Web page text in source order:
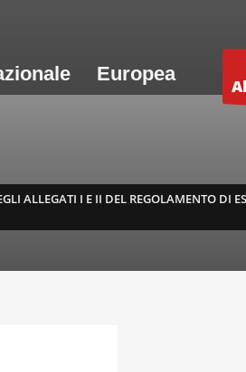
Europea
ALLEGATI I E II DEL REGOLAMENTO DI